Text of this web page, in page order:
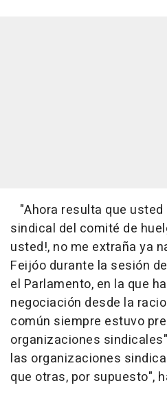
"Ahora resulta que
sindical del comité de
usted!, no me extraña ya
Feijóo durante la sesión
el Parlamento, en la que
negociación desde la
común siempre estuvo
organizaciones
las organizaciones
que otras, por supuesto",